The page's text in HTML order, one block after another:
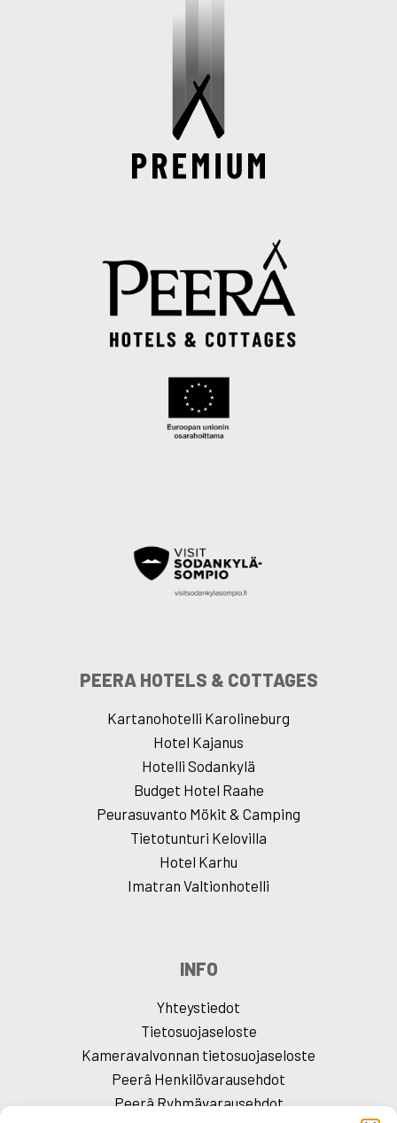
PEERA HOTELS & COTTAGES
Kartanohotelli Karolineburg
Hotel Kajanus
Hotelli Sodankylä
Budget Hotel Raahe
Peurasuvanto Mökit & Camping
Tietotunturi Kelovilla
Hotel Karhu
Imatran Valtionhotelli
INFO
Yhteystiedot
Tietosuojaseloste
Kameravalvonnan tietosuojaseloste
Peerâ Henkilövarausehdot
Peerâ Ryhmävarausehdot